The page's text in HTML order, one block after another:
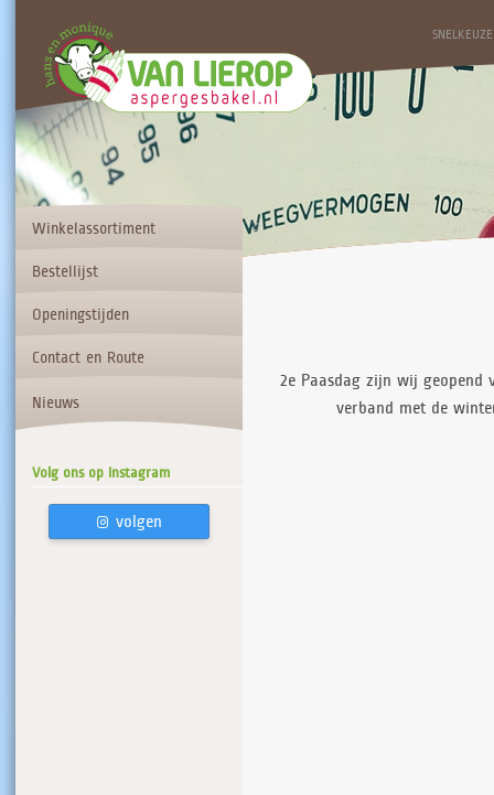
SNELKEUZE
Winkelassortiment
Bestellijst
Openingstijden
Contact en Route
Nieuws
Volg ons op Instagram
volgen
2e Paasdag zijn wij
verband met de